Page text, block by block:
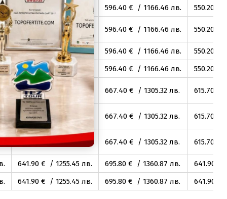
.20€ / 1076.10лв. 596.40€ / 1166.46лв. 550.20
€ / 1076.10лв. 596.40€ / 1166.46лв. 550.20
550.20€ / 1076.10лв. 596.40€ / 1166.46лв. 550.20
550.20€ / 1076.10лв. 596.40€ / 1166.46лв. 550.20
615.70€ / 1204 лв. 667.40€ / 1305.32лв. 615.70
615.70€ / 1204 лв. 667.40€ / 1305.32лв. 615.70
.70€ / 1204.20лв. 667.40€ / 1305.32лв. 615.70
641.90€ / 1255.45лв. 695.80€ / 1360.87 лв. 641.90
641.90€ / 1255.45лв. 695.80€ / 1360.87 лв. 641.90